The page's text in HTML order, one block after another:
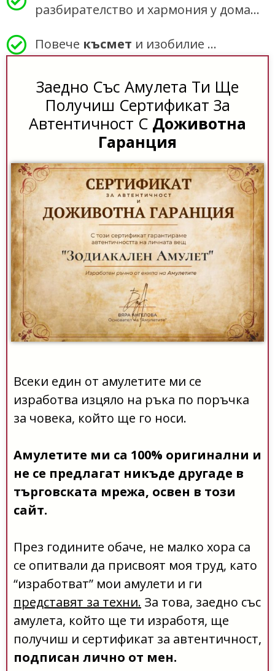
разбирателство и хармония у дома…
Повече късмет и изобилие …
Заедно Със Амулета Ти Ще
Получиш Сертификат За
Автентичност С Доживотна
Гаранция
Всеки един от амулетите ми се
изработва изцяло на ръка по поръчка
за човека, който ще го носи.
Амулетите ми са 100% оригинални и
не се предлагат никъде другаде в
търговската мрежа, освен в този
сайт.
През годините обаче, не малко хора са
се опитвали да присвоят моя труд, като
“изработват” мои амулети и ги
представят за техни. За това, заедно със
амулета, който ще ти изработя, ще
получиш и сертификат за автентичност,
подписан лично от мен.